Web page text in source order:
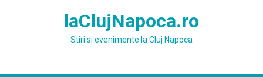
laClujNapoca.ro
Stiri si evenimente la Cluj Napoca